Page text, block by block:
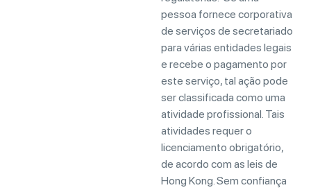
pessoa fornece corporativa
de serviços de secretariado
para várias entidades legais
e recebe o pagamento por
este serviço, tal ação pode
ser classificada como uma
atividade profissional. Tais
atividades requer o
licenciamento obrigatório,
de acordo com as leis de
Hong Kong. Sem confiança